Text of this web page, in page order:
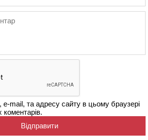
e-mail, та адресу сайту в цьому браузері